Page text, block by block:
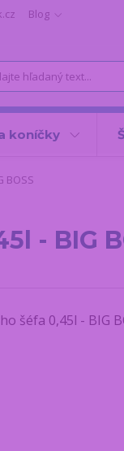
Blog
koníčky
BOSS
- BIG